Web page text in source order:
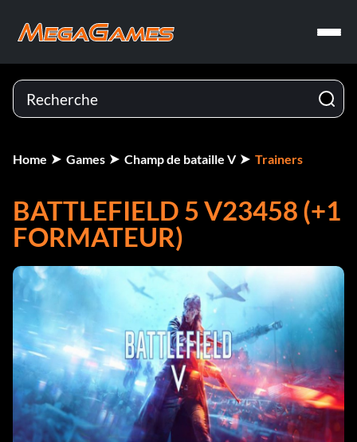
Home Games Champ de bataille V Trainers
BATTLEFIELD 5 V23458 (+1
FORMATEUR)